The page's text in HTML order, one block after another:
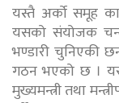
यस्तै अर्को समूह
यसको संयोजक
भण्डारी चुनिएकी
गठन भएको छ ।
मुख्यमन्त्री तथा